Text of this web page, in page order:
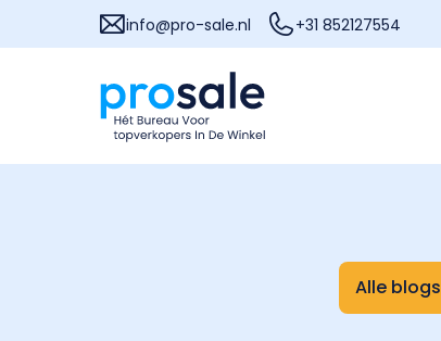
info@pro-sale.nl +31 852127554
Alle blogs